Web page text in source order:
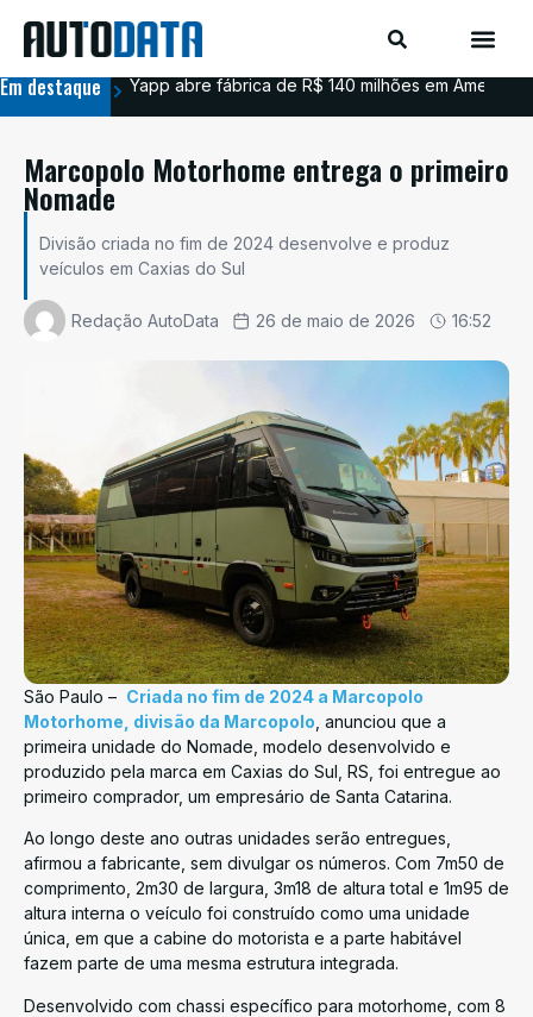
Em destaque Yapp abre fábrica de R$ 140 milhões em
Marcopolo Motorhome entrega o primeiro
Nomade
Divisão criada no fim de 2024 desenvolve e produz
veículos em Caxias do Sul
Redação AutoData 26 de maio de 2026 16:52
São Paulo – Criada no fim de 2024 a Marcopolo
Motorhome, divisão da Marcopolo , anunciou que a
primeira unidade do Nomade, modelo desenvolvido e
produzido pela marca em Caxias do Sul, RS, foi entregue ao
primeiro comprador, um empresário de Santa Catarina.
Ao longo deste ano outras unidades serão entregues,
afirmou a fabricante, sem divulgar os números. Com 7m50 de
comprimento, 2m30 de largura, 3m18 de altura total e 1m95 de
altura interna o veículo foi construído como uma unidade
única, em que a cabine do motorista e a parte habitável
fazem parte de uma mesma estrutura integrada.
Desenvolvido com chassi específico para motorhome, com 8